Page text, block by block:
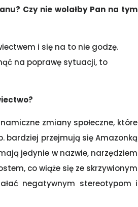
Czy nie wolałby Pan na tym
i się na to nie godzę.
na poprawę sytuacji, to
zmiany społeczne, które
bardziej przejmują się Amazonką
jedynie w nazwie, narzędziem
co wiąże się ze skrzywionym
negatywnym stereotypom i